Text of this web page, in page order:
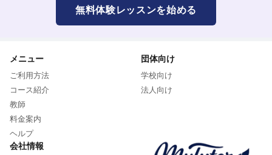
無料体験レッスンを始める
メニュー
ご利用方法
コース紹介
教師
料金案内
ヘルプ
団体向け
学校向け
法人向け
会社情報